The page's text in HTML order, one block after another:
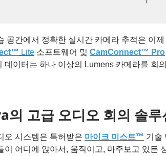
공간에서 정확한 실시간 카메라 추적은 이
Lite 소프트웨어 및 CamConnect™ Pro
데이터는 하나 이상의 Lumens 카메라를 회
의 고급 오디오 회의 솔루
오 시스템은 특허받은 마이크 미스트™ 기술
이 어디에 앉아서, 움직이고, 마주보고 있든